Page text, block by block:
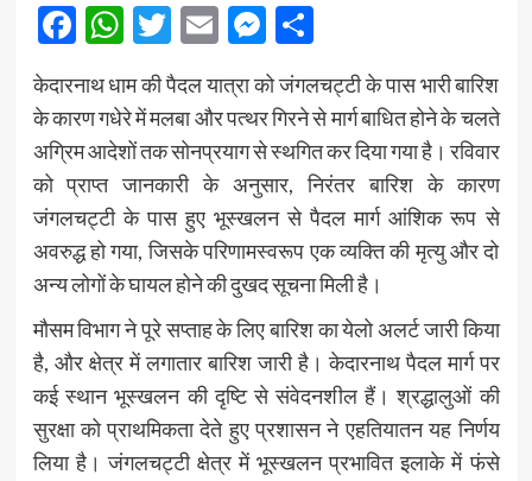
Facebook
WhatsApp
Twitter
EmailMessenger
Share
केदारनाथ धाम की पैदल यात्रा को जंगलचट्टी के पास भारी बारिश
के कारण गधेरे में मलबा और पत्थर गिरने से मार्ग बाधित होने के चलते
अग्रिम आदेशों तक सोनप्रयाग से स्थगित कर दिया गया है। रविवार
को प्राप्त जानकारी के अनुसार, निरंतर बारिश के कारण
जंगलचट्टी के पास हुए भूस्खलन से पैदल मार्ग आंशिक रूप से
अवरुद्ध हो गया, जिसके परिणामस्वरूप एक व्यक्ति की मृत्यु और दो
अन्य लोगों के घायल होने की दुखद सूचना मिली है।
मौसम विभाग ने पूरे सप्ताह के लिए बारिश का येलो अलर्ट जारी किया
है, और क्षेत्र में लगातार बारिश जारी है। केदारनाथ पैदल मार्ग पर
कई स्थान भूस्खलन की दृष्टि से संवेदनशील हैं। श्रद्धालुओं की
सुरक्षा को प्राथमिकता देते हुए प्रशासन ने एहतियातन यह निर्णय
लिया है। जंगलचट्टी क्षेत्र में भूस्खलन प्रभावित इलाके में फंसे